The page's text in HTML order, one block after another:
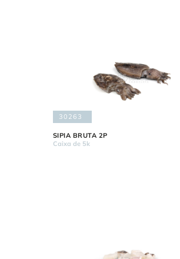
30263
SIPIA BRUTA 2P
Caixa de 5k